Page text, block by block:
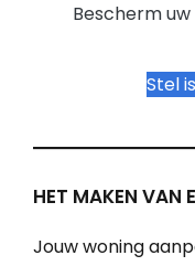
Bescherm
Stel
HET MAKEN VAN
Jouw woning